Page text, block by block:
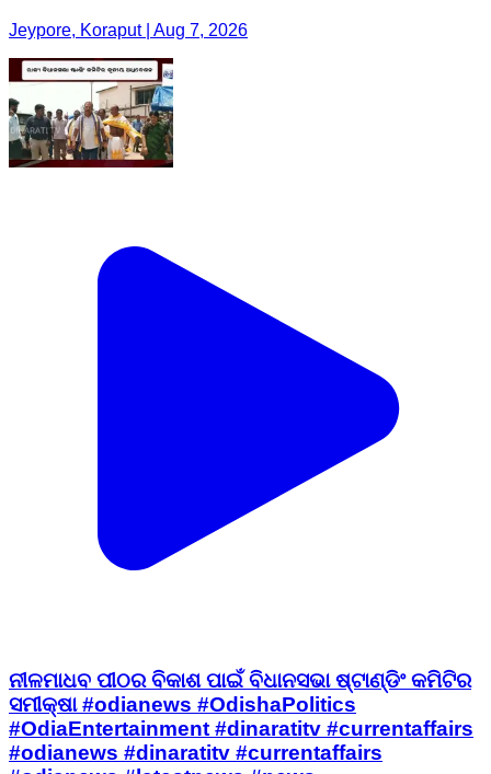
Jeypore, Koraput | Aug 7, 2026
ନୀଳମାଧବ ପୀଠର ବିକାଶ ପାଇଁ ବିଧାନସଭା ଷ୍ଟାଣ୍ଡିଂ କମିଟିର
ସମୀକ୍ଷା #odianews #OdishaPolitics
#OdiaEntertainment #dinaratitv #currentaffairs
#odianews #dinaratitv #currentaffairs